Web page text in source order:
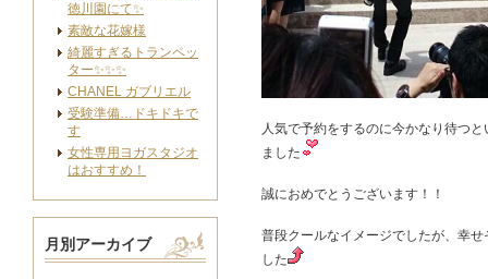
人気で予約をするのに今かなり待つ
ました
誠におめでとうございます！！
普段クールなイメージでしたが、幸
した
徳川園にて✨
素敵な花嫁様
綺麗すぎるトランペッ
ター✨✨✨
CHANEL ガブリエル
受験準備…ドキドキで
す
女性専用ヨガスタジオ
はおすすめ！
月別アーカイブ